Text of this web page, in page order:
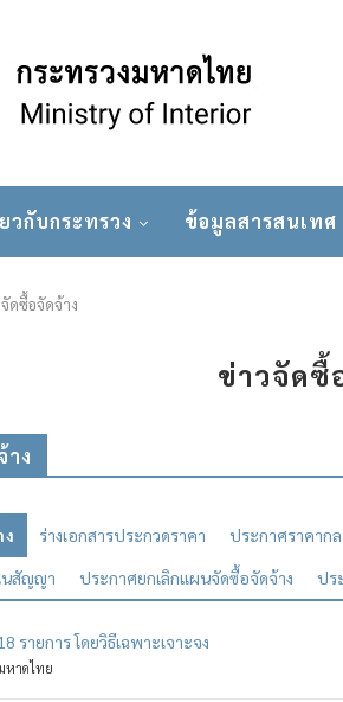
วกับกระทรวง ข้อมูลสารสนเทศ
ดซื้อจัดจ้าง
ข่าวจัดซื้
าง
ร่างเอกสารประกวดราคา ประกาศราคากล
นสัญญา
ประกาศยกเลิกแผนจัดซื้อจัดจ้าง ปร
รายการ โดยวิธีเฉพาะเจาะจง
หาดไทย